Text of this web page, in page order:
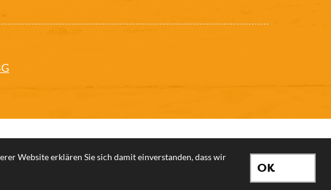
OK
Website erklären Sie sich damit einverstanden, dass wir